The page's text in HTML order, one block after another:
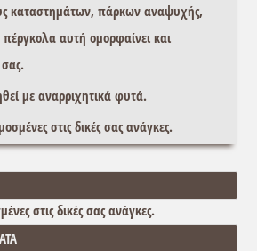
καταστημάτων, πάρκων αναψυχής,
αυτή ομορφαίνει και
με αναρριχητικά φυτά.
στις δικές σας ανάγκες.
στις δικές σας ανάγκες.